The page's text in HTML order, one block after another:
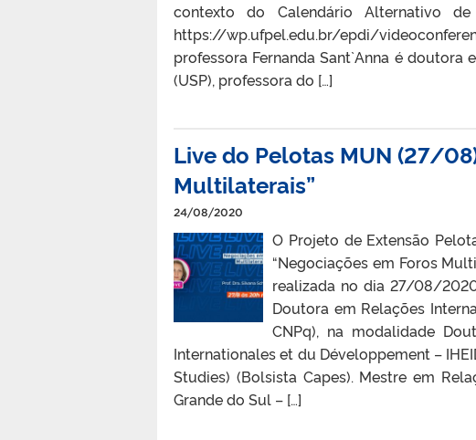
contexto do Calendário Alternativo
https://wp.ufpel.edu.br/epdi/
professora Fernanda Sant`Anna é doutora
(USP), professora do […]
Live do Pelotas MUN (27/
Multilaterais”
24/08/2020
O Projeto de Extensão
“Negociações em Foros
realizada no dia 27/08/
Doutora em Relações
CNPq), na modalidade
Internationales et du Développement –
Studies) (Bolsista Capes). Mestre em
Grande do Sul – […]